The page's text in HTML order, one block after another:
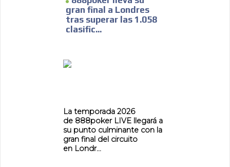
gran final a Londres
tras superar las 1.058
clasific...
La temporada 2026
de 888poker LIVE llegará a
su punto culminante con la
gran final del circuito
en Londr...